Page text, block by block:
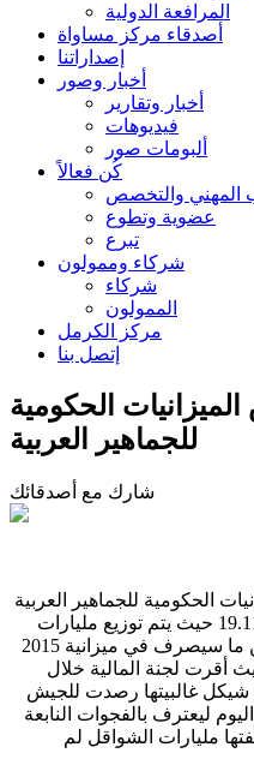
المرافعة الدولية
أصدقاء مركز مساواة
إصداراتنا
أخبار وصور
أخبار وتقارير
فيديوهات
ألبومات صور
كُن فعالاً
المهني والتخصص
عضوية وتطوع
تبرع
شركاء وممولون
شركاء
الممولون
مركز الكرمل
إتصل بنا
الحكومية
للجماهير العربية
شارك مع أصدقائك
الحكومية للجماهير العربية
بالمصادقة على الميزانية يوم 19.11.2015 حيث يتم توزيع مليارات
الشواقل خلال الأسابيع الاخيرة ضمن ما سيصرف في ميزانية 2015
من صرف بسنة 2016 حيث أقرت لجنة المالية خلال
تحويل 40 مليارد شيكل غالبيتها رصدت للجيش
ليعترف بالفجوات النابعة
مليارات الشواقل لم